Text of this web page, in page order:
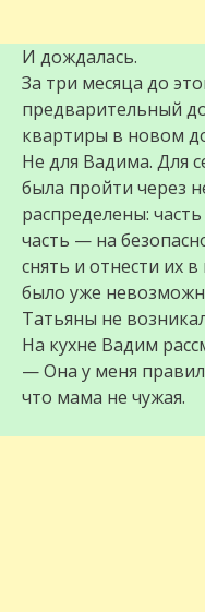
И дождалась.
За три месяца до
предварительный
квартиры в новом
Не для Вадима. Для
была пройти через
распределены:
часть — на
снять и отнести их
было уже
Татьяны не
На кухне Вадим
— Она у меня
что мама не чужая.